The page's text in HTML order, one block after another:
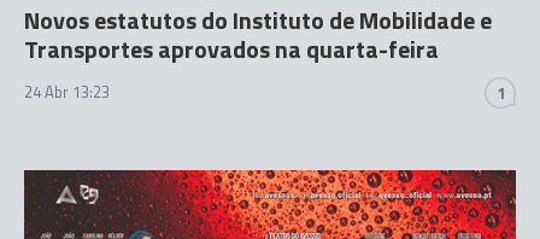
Novos estatutos do Instituto de Mobilidade e
Transportes aprovados na quarta-feira
24 Abr 13:23 1